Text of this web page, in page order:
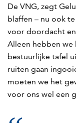
De VNG, zegt
blaffen – nu ook
voor doordacht
Alleen hebben we
bestuurlijke tafel
ruiten gaan
moeten we het
voor ons wel een